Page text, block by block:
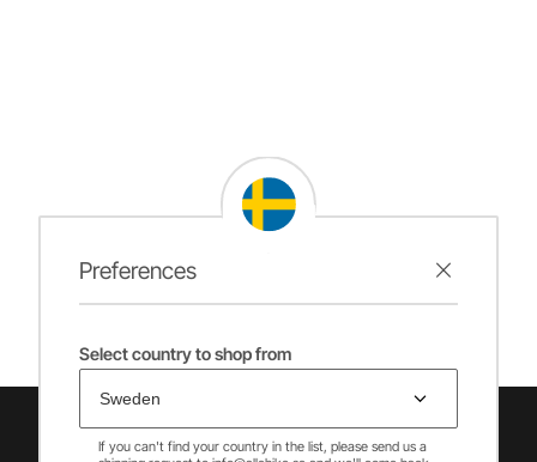
Preferences
Select country to shop from
If you can't find your country in the list, please send us a